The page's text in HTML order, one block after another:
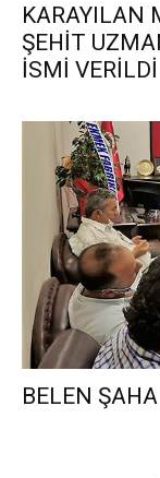
KARAYILAN
ŞEHİT
İSMİ VERİLDİ
BELEN